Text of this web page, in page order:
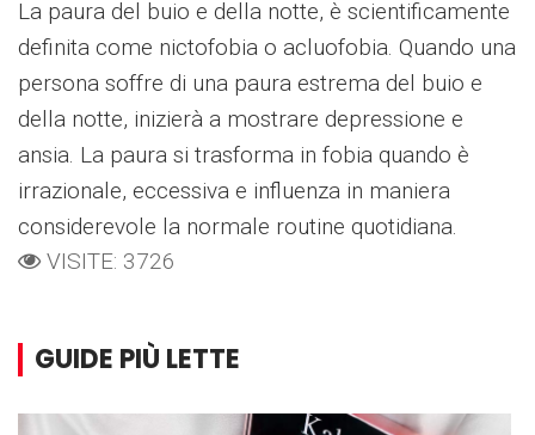
La paura del buio e della notte, è scientificamente
definita come nictofobia o acluofobia. Quando una
persona soffre di una paura estrema del buio e
della notte, inizierà a mostrare depressione e
ansia. La paura si trasforma in fobia quando è
irrazionale, eccessiva e influenza in maniera
considerevole la normale routine quotidiana.
VISITE: 3726
GUIDE PIÙ LETTE